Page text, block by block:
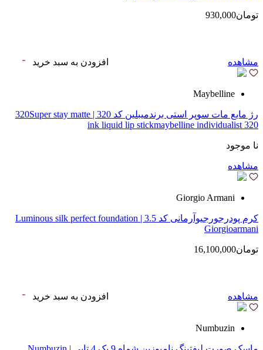
تومان930,000
مشاهده افزودن به سبد خرید
Maybelline
رژ مایع مات سوپر استی‌ برندمیبلین کد 320 | 320Super stay matte
ink liquid lip stickmaybelline individualist 320
نا موجود
مشاهده
Giorgio Armani
کرم پودرجورجیوآرمانی کد 3.5 | Luminous silk perfect foundation
Giorgioarmani
تومان16,100,000
مشاهده افزودن به سبد خرید
Numbuzin